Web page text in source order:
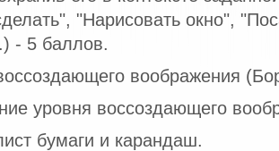
"Нарисовать окно",
- 5 баллов.
воображения
уровня воссоздающего
бумаги и карандаш.